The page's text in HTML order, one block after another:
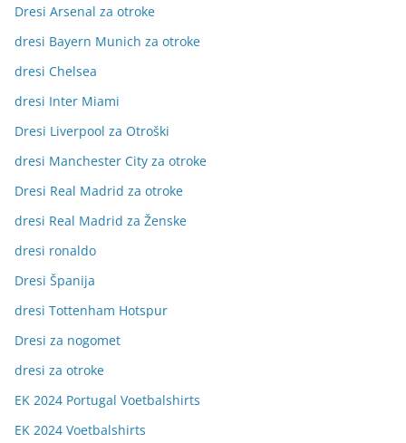
Dresi Arsenal za otroke
dresi Bayern Munich za otroke
dresi Chelsea
dresi Inter Miami
Dresi Liverpool za Otroški
dresi Manchester City za otroke
Dresi Real Madrid za otroke
dresi Real Madrid za Ženske
dresi ronaldo
Dresi Španija
dresi Tottenham Hotspur
Dresi za nogomet
dresi za otroke
EK 2024 Portugal Voetbalshirts
EK 2024 Voetbalshirts